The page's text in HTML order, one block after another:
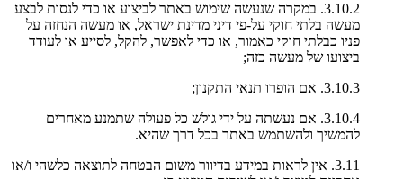
3.10.2. במקרה שנעשה שימוש באתר לביצוע או כדי לנסות לבצע
מעשה בלתי חוקי על-פי דיני מדינת ישראל, או מעשה הנחזה על
פניו כבלתי חוקי כאמור, או כדי לאפשר, להקל, לסייע או לעודד
ביצועו של מעשה כזה;
3.10.3. אם הופרו תנאי התקנון;
3.10.4. אם נעשתה על ידי גולש כל פעולה שתמנע מאחרים
להמשיך ולהשתמש באתר בכל דרך שהיא.
3.11. אין לראות במידע בדיוור משום הבטחה לתוצאה כלשהי ו/או